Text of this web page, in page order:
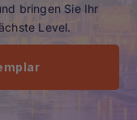
bringen Sie Ihr
Level.